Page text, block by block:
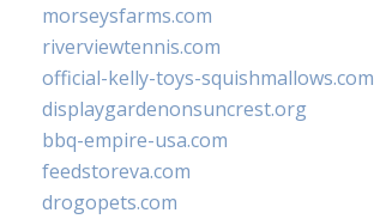
morseysfarms.com
riverviewtennis.com
official-kelly-toys-squishmallows.com
displaygardenonsuncrest.org
bbq-empire-usa.com
feedstoreva.com
drogopets.com